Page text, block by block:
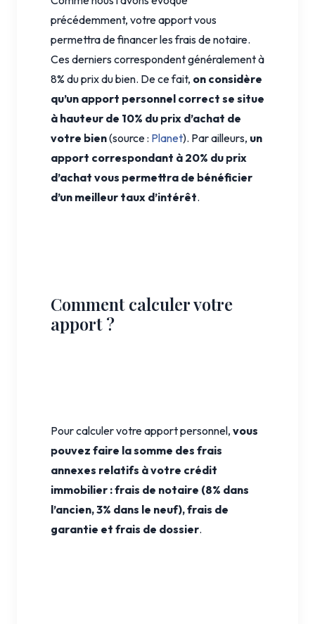
précédemment, votre apport vous
permettra de financer les frais de notaire.
Ces derniers correspondent généralement à
8% du prix du bien. De ce fait, on considère
qu’un apport personnel correct se situe
à hauteur de 10% du prix d’achat de
votre bien(source : Planet). Par ailleurs, un
apport correspondant à 20% du prix
d’achat vous permettra de bénéficier
d’un meilleur taux d’intérêt.
Comment calculer votre
apport ?
Pour calculer votre apport personnel, vous
pouvez faire la somme des frais
annexes relatifs à votre crédit
immobilier : frais de notaire (8% dans
l’ancien, 3% dans le neuf), frais de
garantie et frais de dossier.